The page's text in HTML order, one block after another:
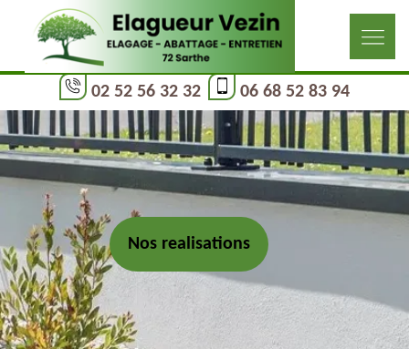
02 52 56 32 32 06 68 52 83 94
Nos realisations